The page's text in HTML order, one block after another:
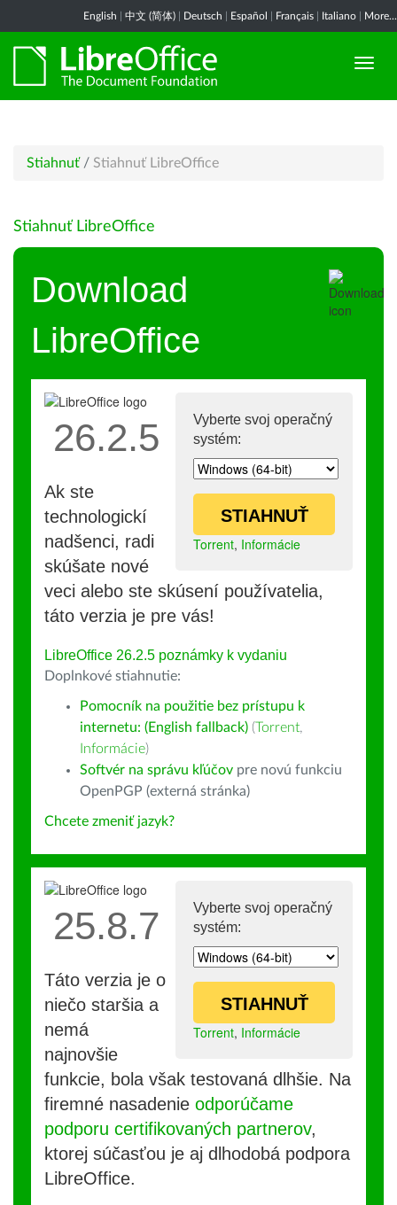
English 中文 (简体) Deutsch Español Français Italiano More...
Stiahnuť / Stiahnuť LibreOffice
Stiahnuť LibreOffice
Download
LibreOffice
Vyberte svoj operačný
systém:
STIAHNUŤ
Torrent, Informácie
26.2.5
Ak ste
technologickí
nadšenci, radi
skúšate nové
veci alebo ste skúsení používatelia,
táto verzia je pre vás!
LibreOffice 26.2.5 poznámky k vydaniu
Doplnkové stiahnutie:
Pomocník na použitie bez prístupu k
internetu: (English fallback) (Torrent,
Informácie)
Softvér na správu kľúčov pre novú funkciu
OpenPGP (externá stránka)
Chcete zmeniť jazyk?
Vyberte svoj operačný
systém:
STIAHNUŤ
Torrent, Informácie
25.8.7
Táto verzia je o
niečo staršia a
nemá
najnovšie
funkcie, bola však testovaná dlhšie. Na
firemné nasadenie odporúčame
podporu certifikovaných partnerov,
ktorej súčasťou je aj dlhodobá podpora
LibreOffice.